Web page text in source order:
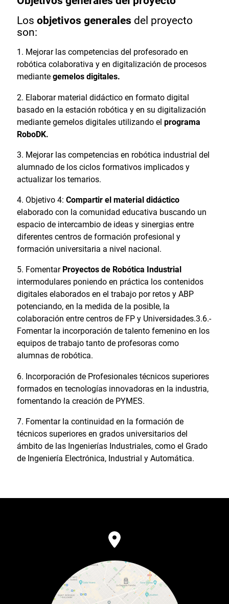
Los objetivos generales del proyecto
son:
Mejorar las competencias del profesorado en
robótica colaborativa y en digitalización de procesos
mediantegemelos digitales.
Elaborar material didáctico en formato digital
basado en la estación robótica y en su digitalización
mediante gemelos digitales utilizando el programa
RoboDK.
Mejorar las competencias en robótica industrial del
alumnado de los ciclos formativos implicados y
actualizar los temarios.
Objetivo 4: Compartir el material didáctico
elaborado con la comunidad educativa buscando un
espacio de intercambio de ideas y sinergias entre
diferentes centros de formación profesional y
formación universitaria a nivel nacional.
FomentarProyectos de Robótica Industrial
intermodulares poniendo en práctica los contenidos
digitales elaborados en el trabajo por retos y ABP
potenciando, en la medida de la posible, la
colaboración entre centros de FP y Universidades.3.6.-
Fomentar la incorporación de talento femenino en los
equipos de trabajo tanto de profesoras como
alumnas de robótica.
Incorporación de Profesionales técnicos superiores
formados en tecnologías innovadoras en la industria,
fomentando la creación de PYMES.
Fomentar la continuidad en la formación de
técnicos superiores en grados universitarios del
ámbito de las Ingenierías Industriales, como el Grado
de Ingeniería Electrónica, Industrial y Automática.